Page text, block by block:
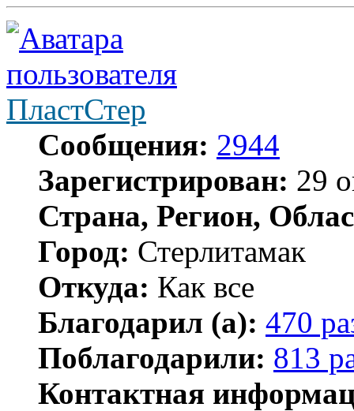
ПластСтер
Сообщения: 2944
Зарегистрирован: 29
Страна, Регион,
Город: Стерлитамак
Откуда: Как все
Благодарил (а): 470
Поблагодарили: 813
Контактная